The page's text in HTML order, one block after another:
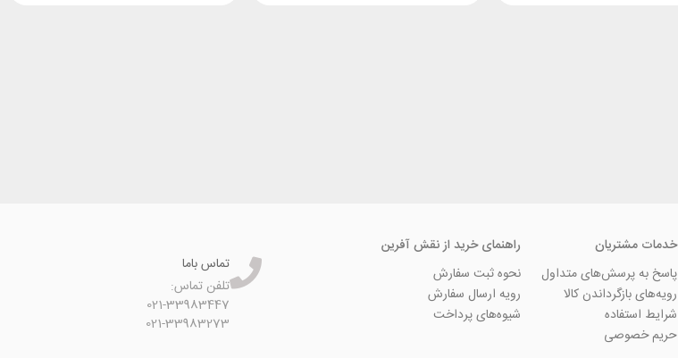
خدمات مشتریان
پاسخ به پرسش‌های متداول
رویه‌های بازگرداندن کالا
شرایط استفاده
حریم خصوصی
راهنمای خرید از نقش آفرین
نحوه ثبت سفارش
رویه ارسال سفارش
شیوه‌های پرداخت
تماس باما
تلفن تماس:
021-33983447
021-33983273